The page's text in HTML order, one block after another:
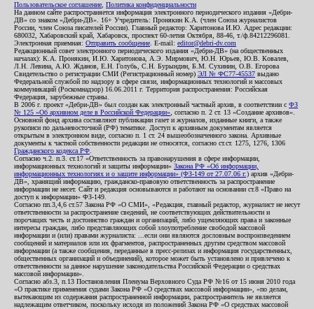
Пользовательское соглашение Политика конфиденциальности
На данном сайте распространяется информация электронного периодического издания «Дебри-
ДВ» со знаком «Дебри-ДВ». 16+ Учредитель: Пронякин К.А. (член Союза журналистов
России, член Союза писателей России). Главный редактор: Харитонова И.Ю. Адрес редакции:
680032, Хабаровский край, Хабаровск, проспект 60-летия Октября, 88-46, т./ф.84212296081.
Электронная приемная: Отправить сообщение . E-mail: editor@debri-dv.com
Редакционный совет электронного периодического издания «Дебри-ДВ» (на общественных
началах): К.А. Пронякин, И.Ю. Харитонова, А.Э. Мирмович, Ю.Н. Юрьев, Ю.В. Ковалев,
Л.Н. Левина, А.Ю. Жданов, Е.Н. Голубь, С.Н. Бурындин, Б.М. Сухинин, О.В. Егорова
Свидетельство о регистрации СМИ (Регистрационный номер) ЭЛ № ФС77-45537 выдано
Федеральной службой по надзору в сфере связи, информационных технологий и массовых
коммуникаций (Роскомнадзор) 16.06.2011 г. Территория распространения: Российская
Федерация, зарубежные страны.
В 2006 г. проект «Дебри-ДВ» был создан как электронный частный архив, в соответствии с ФЗ
№ 125 «Об архивном деле в Российской Федерации» , согласно п. 2 ст. 13 «Создание архивов».
Основной фонд архива составляют публикации газет и журналов, изданные книги, а также
рукописи по дальневосточной (РФ) тематике. Доступ к архивным документам является
открытым в электронном виде, согласно п. 1 ст. 24 вышеобозначенного закона. Архивные
документы к частной собственности редакции не относятся, согласно ст.ст. 1275, 1276, 1306
Гражданского кодекса РФ
Согласно ч.2. п.3. ст.17 «Ответственность за правонарушения в сфере информации,
информационных технологий и защиты информации» Закона РФ «Об информации,
информационных технологиях и о защите информации» (ФЗ-149 от 27.07.06 г.) архив «Дебри-
ДВ», хранящий информацию, гражданско-правовую ответственность за распространение
информации не несет. Сайт и редакция основываются и работают на основании ст.8 «Право на
доступ к информации» ФЗ-149.
Согласно пп.3,4,6 ст.57 Закона РФ «О СМИ», «Редакция, главный редактор, журналист не несут
ответственности за распространение сведений, не соответствующих действительности и
порочащих честь и достоинство граждан и организаций, либо ущемляющих права и законные
интересы граждан, либо представляющих собой злоупотребление свободой массовой
информации и (или) правами журналиста: ...если они являются дословным воспроизведением
сообщений и материалов или их фрагментов, распространенных другим средством массовой
информации (а также сообщения, переданные в пресс-релизах и информация государственных,
общественных организаций и объединений), которое может быть установлено и привлечено к
ответственности за данное нарушение законодательства Российской Федерации о средствах
массовой информации».
Согласно абз.3, п.13 Постановления Пленума Верховного Суда РФ №16 от 15 июня 2010 года
«О практике применения судами Закона РФ «О средствах массовой информации», «по делам,
вытекающим из содержания распространенной информации, распространитель не является
надлежащим ответчиком, поскольку исходя из положений Закона РФ «О средствах массовой